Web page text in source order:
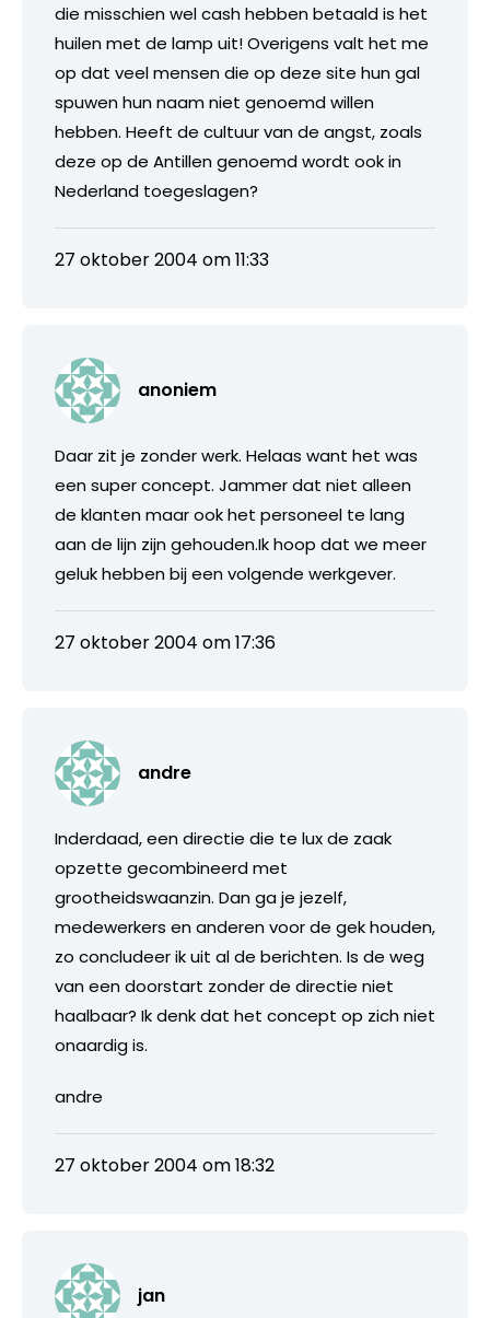
die misschien wel cash hebben betaald is het
huilen met de lamp uit! Overigens valt het me
op dat veel mensen die op deze site hun gal
spuwen hun naam niet genoemd willen
hebben. Heeft de cultuur van de angst, zoals
deze op de Antillen genoemd wordt ook in
Nederland toegeslagen?
27 oktober 2004 om 11:33
anoniem
Daar zit je zonder werk. Helaas want het was
een super concept. Jammer dat niet alleen
de klanten maar ook het personeel te lang
aan de lijn zijn gehouden.Ik hoop dat we meer
geluk hebben bij een volgende werkgever.
27 oktober 2004 om 17:36
andre
Inderdaad, een directie die te lux de zaak
opzette gecombineerd met
grootheidswaanzin. Dan ga je jezelf,
medewerkers en anderen voor de gek houden,
zo concludeer ik uit al de berichten. Is de weg
van een doorstart zonder de directie niet
haalbaar? Ik denk dat het concept op zich niet
onaardig is.
andre
27 oktober 2004 om 18:32
jan